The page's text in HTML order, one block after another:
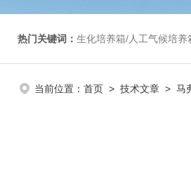
热门关键词： 生化培养箱/人工气候培养箱/电热恒温培
当前位置： 首页 > 技术文章 > 马